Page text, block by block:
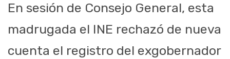
En sesión de Consejo General, esta
madrugada el INE rechazó de nueva
cuenta el registro del exgobernador